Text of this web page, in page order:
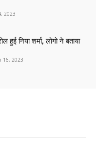
2023
हुई निया शर्मा, लोगो ने बताया
16, 2023